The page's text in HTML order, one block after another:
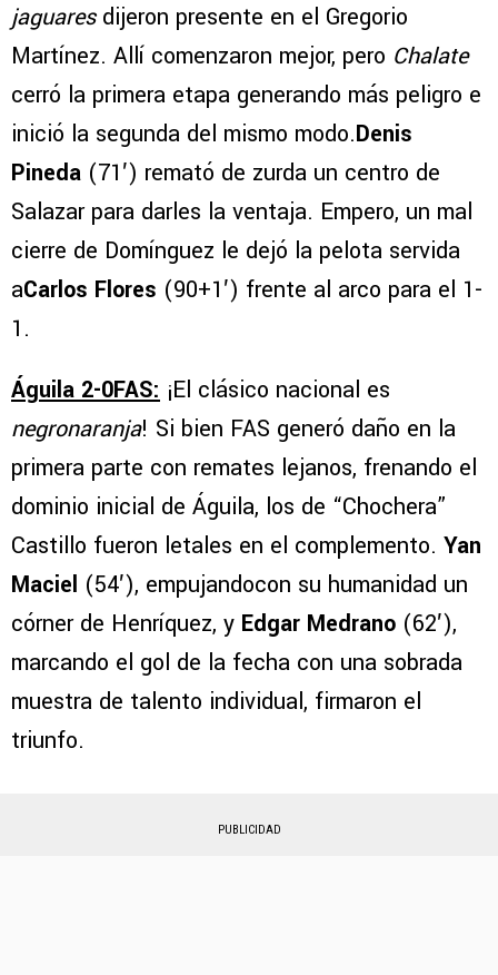
jaguaresdijeron presente en el Gregorio
Martínez. Allí comenzaron mejor, pero Chalate
cerró la primera etapa generando más peligro e
inició la segunda del mismo modo.Denis
Pineda (71′) remató de zurda un centro de
Salazar para darles la ventaja. Empero, un mal
cierre de Domínguez le dejó la pelota servida
aCarlos Flores (90+1′) frente al arco para el 1-
1.
Águila 2-0FAS: ¡El clásico nacional es
negronaranja! Si bien FAS generó daño en la
primera parte con remates lejanos, frenando el
dominio inicial de Águila, los de “Chochera”
Castillo fueron letales en el complemento. Yan
Maciel (54′), empujandocon su humanidad un
córner de Henríquez, y Edgar Medrano (62′),
marcando el gol de la fecha con una sobrada
muestra de talento individual, firmaron el
triunfo.
PUBLICIDAD